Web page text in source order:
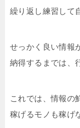
繰り返し練習して
せっかく良い情報
納得するまでは、
これでは、情報の
稼げるモノも稼げ